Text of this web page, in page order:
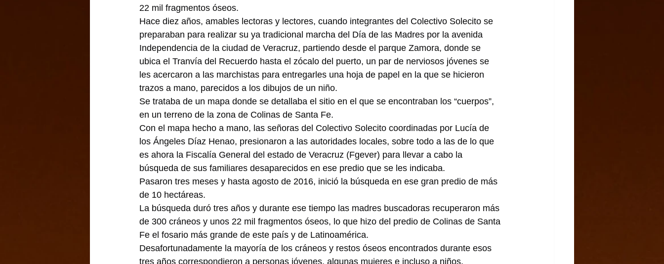
22 mil fragmentos óseos.
Hace diez años, amables lectoras y lectores, cuando integrantes del Colectivo Solecito se
preparaban para realizar su ya tradicional marcha del Día de las Madres por la avenida
Independencia de la ciudad de Veracruz, partiendo desde el parque Zamora, donde se
ubica el Tranvía del Recuerdo hasta el zócalo del puerto, un par de nerviosos jóvenes se
les acercaron a las marchistas para entregarles una hoja de papel en la que se hicieron
trazos a mano, parecidos a los dibujos de un niño.
Se trataba de un mapa donde se detallaba el sitio en el que se encontraban los “cuerpos”,
en un terreno de la zona de Colinas de Santa Fe.
Con el mapa hecho a mano, las señoras del Colectivo Solecito coordinadas por Lucía de
los Ángeles Díaz Henao, presionaron a las autoridades locales, sobre todo a las de lo que
es ahora la Fiscalía General del estado de Veracruz (Fgever) para llevar a cabo la
búsqueda de sus familiares desaparecidos en ese predio que se les indicaba.
Pasaron tres meses y hasta agosto de 2016, inició la búsqueda en ese gran predio de más
de 10 hectáreas.
La búsqueda duró tres años y durante ese tiempo las madres buscadoras recuperaron más
de 300 cráneos y unos 22 mil fragmentos óseos, lo que hizo del predio de Colinas de Santa
Fe el fosario más grande de este país y de Latinoamérica.
Desafortunadamente la mayoría de los cráneos y restos óseos encontrados durante esos
tres años correspondieron a personas jóvenes, algunas mujeres e incluso a niños.